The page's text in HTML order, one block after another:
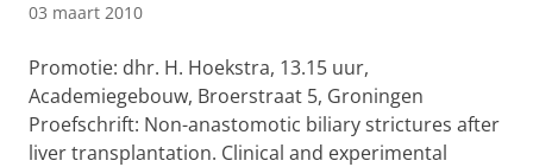
03 maart 2010
Promotie: dhr. H. Hoekstra, 13.15 uur,
Academiegebouw, Broerstraat 5, Groningen
Proefschrift: Non-anastomotic biliary strictures after
liver transplantation. Clinical and experimental